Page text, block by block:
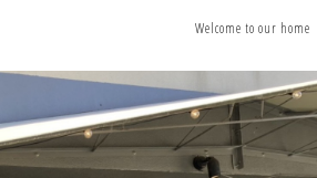
Welcome to our home